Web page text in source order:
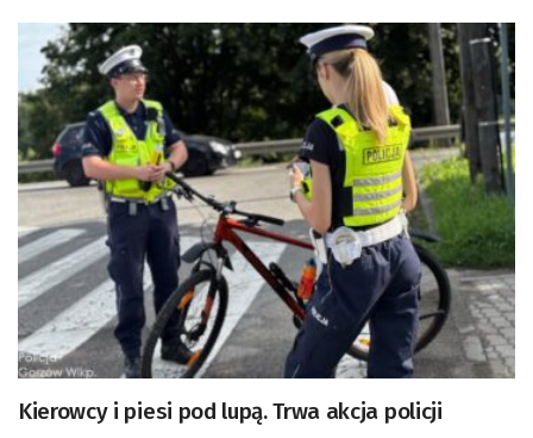
Kierowcy i piesi pod lupą. Trwa akcja policji